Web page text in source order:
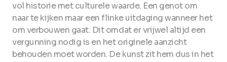
vol historie met culturele waarde. Een genot om
naar te kijken maar een flinke uitdaging wanneer het
om verbouwen gaat. Dit omdat er vrijwel altijd een
vergunning nodig is en het originele aanzicht
behouden moet worden. De kunst zit hem dus in het